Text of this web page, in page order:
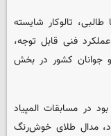
تالوکار شایسته
فنی قابل توجه،
جوانان کشور در بخش
در مسابقات المپیاد
مدال طلای خوش‌رنگ